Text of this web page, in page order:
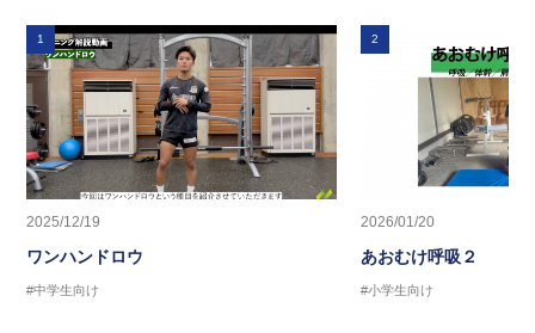
1
2025/12/19
ワンハンドロウ
#中学生向け
2
2026/01/20
あおむけ呼吸２
#小学生向け